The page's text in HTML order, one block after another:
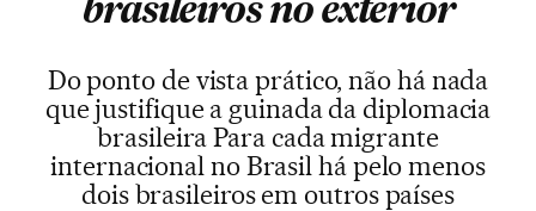
brasileiros no exterior
Do ponto de vista prático, não há nada
que justifique a guinada da diplomacia
brasileira Para cada migrante
internacional no Brasil há pelo menos
dois brasileiros em outros países